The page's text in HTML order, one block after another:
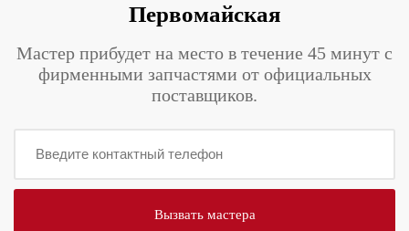
Первомайская
Мастер прибудет на место в течение 45 минут с
фирменными запчастями от официальных
поставщиков.